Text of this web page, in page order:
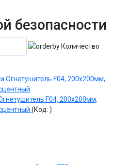
безопасности
Количество
F04, 200х200мм,
(Код: )